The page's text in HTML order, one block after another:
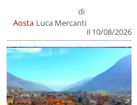
Aosta
di
Luca Mercanti
il 10/08/2026